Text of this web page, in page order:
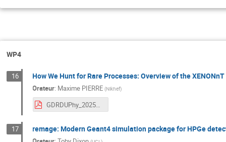
WP4
16 How We Hunt for Rare Processes: Overview of the
Orateur: Maxime PIERRE (Nikhef)
GDRDUPhy_2025_XENON_Analysis.pdf
17 remage: Modern Geant4 simulation package for HPGe